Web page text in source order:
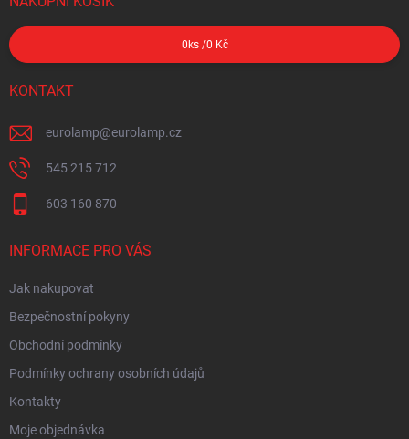
0 ks /0 Kč
KONTAKT
eurolamp@eurolamp.cz
545 215 712
603 160 870
INFORMACE PRO VÁS
Jak nakupovat
Bezpečnostní pokyny
Obchodní podmínky
Podmínky ochrany osobních údajů
Kontakty
Moje objednávka